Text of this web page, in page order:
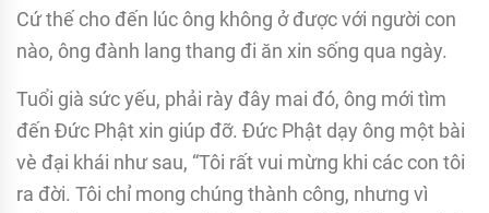
Cứ thế cho đến lúc ông không ở được với người con
nào, ông đành lang thang đi ăn xin sống qua ngày.
Tuổi già sức yếu, phải rày đây mai đó, ông mới tìm
đến Ðức Phật xin giúp đỡ. Ðức Phật dạy ông một bài
vè đại khái như sau, “Tôi rất vui mừng khi các con tôi
ra đời. Tôi chỉ mong chúng thành công, nhưng vì